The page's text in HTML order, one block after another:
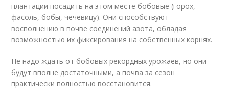
плантации посадить на этом месте бобовые (горох,
фасоль, бобы, чечевицу). Они способствуют
восполнению в почве соединений азота, обладая
возможностью их фиксирования на собственных корнях.
Не надо ждать от бобовых рекордных урожаев, но они
будут вполне достаточными, а почва за сезон
практически полностью восстановится.